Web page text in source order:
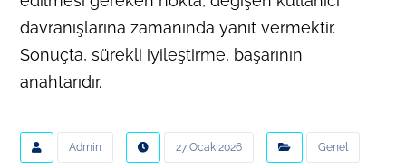
davranışlarına zamanında yanıt vermektir.
Sonuçta, sürekli iyileştirme, başarının
anahtarıdır.
Admin 27 Ocak 2026 Genel